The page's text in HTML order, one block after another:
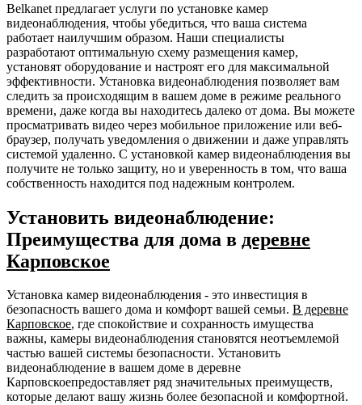
Belkanet предлагает услуги по установке камер
видеонаблюдения, чтобы убедиться, что ваша система
работает наилучшим образом. Наши специалисты
разработают оптимальную схему размещения камер,
установят оборудование и настроят его для максимальной
эффективности. Установка видеонаблюдения позволяет вам
следить за происходящим в вашем доме в режиме реального
времени, даже когда вы находитесь далеко от дома. Вы можете
просматривать видео через мобильное приложение или веб-
браузер, получать уведомления о движении и даже управлять
системой удаленно. С установкой камер видеонаблюдения вы
получите не только защиту, но и уверенность в том, что ваша
собственность находится под надежным контролем.
Установить видеонаблюдение:
Преимущества для дома в деревне
Карповское
Установка камер видеонаблюдения - это инвестиция в
безопасность вашего дома и комфорт вашей семьи. В деревне
Карповское, где спокойствие и сохранность имущества
важны, камеры видеонаблюдения становятся неотъемлемой
частью вашей системы безопасности. Установить
видеонаблюдение в вашем доме в деревне
Карповскоепредоставляет ряд значительных преимуществ,
которые делают вашу жизнь более безопасной и комфортной.